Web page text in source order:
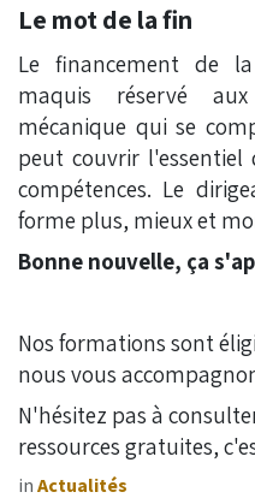
Le mot de la fin
Le financement de
maquis réservé
mécanique qui se
peut couvrir l'essentiel
compétences. Le
forme plus, mieux et
Bonne nouvelle, ça
Nos formations sont
nous vous
N'hésitez pas à
ressources gratuites,
in Actualités